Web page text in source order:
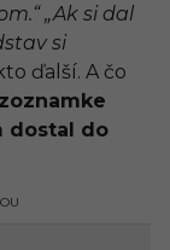
„Ak si dal
si
ďalší. A čo
dostal do